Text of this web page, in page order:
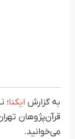
به گزارش ایکنا؛
قرآن‌پژوهان
می‌خوانید.